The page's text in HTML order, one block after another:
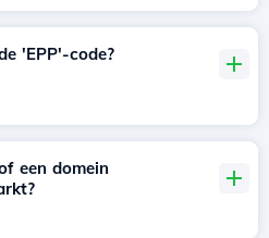
'EPP'-code?
een domein